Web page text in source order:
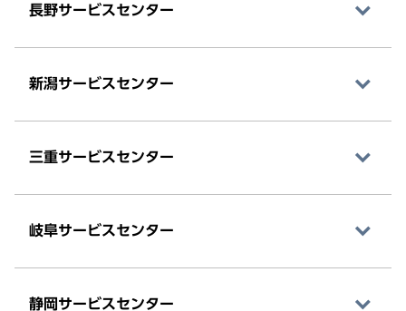
長野サービスセンター
新潟サービスセンター
三重サービスセンター
岐阜サービスセンター
静岡サービスセンター